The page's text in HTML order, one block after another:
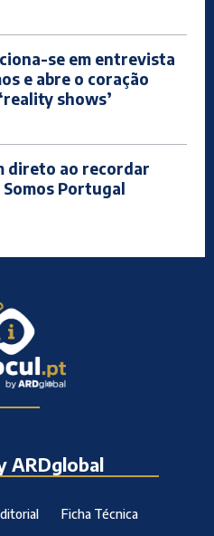
se em entrevista
e abre o coração
shows’
direto ao recordar
Portugal
ARDglobal
Ficha Técnica